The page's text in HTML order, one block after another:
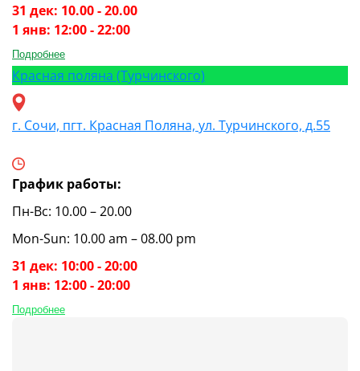
31 дек: 10.00 - 20.00
1 янв: 12:00 - 22:00
Подробнее
Красная поляна (Турчинского)
г. Сочи, пгт. Красная Поляна, ул. Турчинского, д.55
График работы:
Пн-Вс: 10.00 – 20.00
Mon-Sun: 10.00 am – 08.00 pm
31 дек: 10:00 - 20:00
1 янв: 12:00 - 20:00
Подробнее